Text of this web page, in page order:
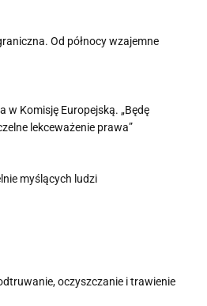
Od północy wzajemne
w Komisję Europejską. „Będę
lekceważenie prawa”
myślących ludzi
oczyszczanie i trawienie